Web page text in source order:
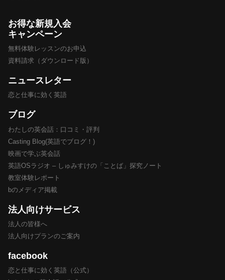
お得な新規入会
キャンペーン
無料体験レッスンのお申込
資料請求（ダウンロード版）
ニュースレター
恋と仕事に効く英語
ブログ
わたしの英会話：口コミ・評判
Casting Blog(英語でブログ！)
映画で学ぶ英会話
英語OSラジオ – しゅみすけの「ことば」探究ノート
教室体験レポート
bのメディア掲載
法人向けサービス
法人の皆様へ
法人向けプランのご案内
facebook
恋と仕事に効く英語（公式）